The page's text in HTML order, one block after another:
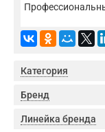
Категория
Бренд
Линейка бренда